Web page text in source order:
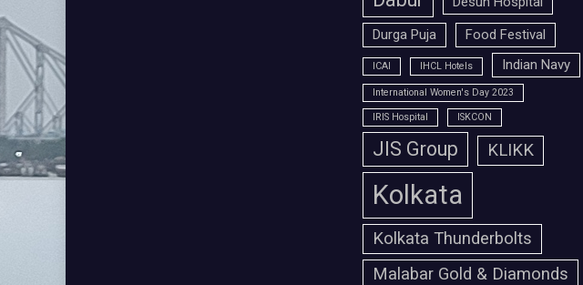
Durga Puja
Food Festival
ICAI IHCL Hotels Indian Navy
International Women's Day 2023
IRIS Hospital ISKCON
JIS Group KLIKK
Kolkata
Kolkata Thunderbolts
Malabar Gold & Diamonds